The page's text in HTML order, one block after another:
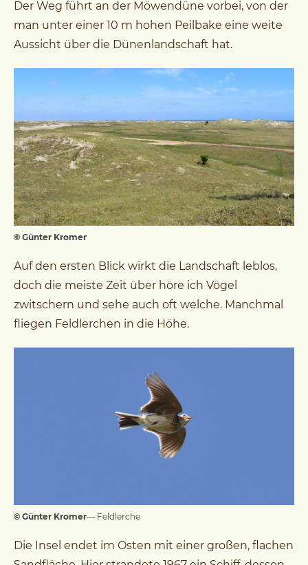
Der Weg führt an der Möwendüne vorbei, von der
man unter einer 10 m hohen Peilbake eine weite
Aussicht über die Dünenlandschaft hat.
© Günter Kromer
Auf den ersten Blick wirkt die Landschaft leblos,
doch die meiste Zeit über höre ich Vögel
zwitschern und sehe auch oft welche. Manchmal
fliegen Feldlerchen in die Höhe.
© Günter Kromer— Feldlerche
Die Insel endet im Osten mit einer großen, flachen